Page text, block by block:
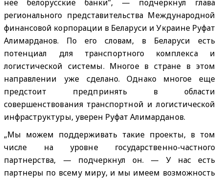
нее белорусские банки”, — подчеркнул глава
регионального представительства Международной
финансовой корпорации в Беларуси и Украине Руфат
Алимарданов. По его словам, в Беларуси есть
потенциал для транспортного комплекса и
логистической системы. Многое в стране в этом
направлении уже сделано. Однако многое еще
предстоит предпринять в области
совершенствования транспортной и логистической
инфраструктуры, уверен Руфат Алимарданов.
„Мы можем поддерживать такие проекты, в том
числе на уровне государственно-частного
партнерства, — подчеркнул он. — У нас есть
партнеры по всему миру, и мы имеем возможность